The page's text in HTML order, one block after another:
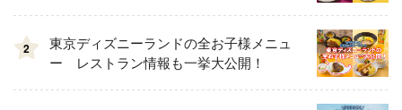
2
東京ディズニーランドの全お子様メニュ
ー レストラン情報も一挙大公開！